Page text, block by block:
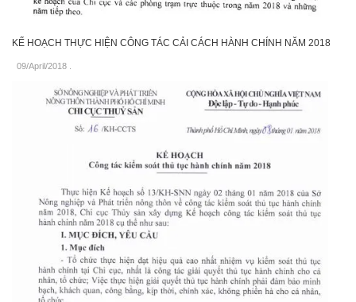
KẾ HOẠCH THỰC HIỆN CÔNG TÁC CẢI CÁCH HÀNH CHÍNH NĂM 2018
09/April/2018